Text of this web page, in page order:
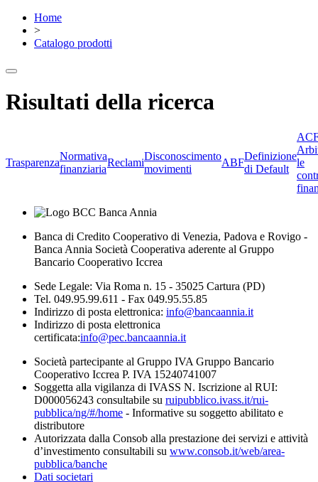
Home
>
Catalogo prodotti
Risultati della ricerca
Trasparenza
Normativa
finanziaria
Reclami
Disconoscimento
movimenti
ABF
Definizione
di Default
le
Banca di Credito Cooperativo di Venezia, Padova e Rovigo -
Banca Annia Società Cooperativa aderente al Gruppo
Bancario Cooperativo Iccrea
Sede Legale: Via Roma n. 15 - 35025 Cartura (PD)
Tel. 049.95.99.611 - Fax 049.95.55.85
Indirizzo di posta elettronica: info@bancaannia.it
Indirizzo di posta elettronica
certificata:info@pec.bancaannia.it
Società partecipante al Gruppo IVA Gruppo Bancario
Cooperativo Iccrea P. IVA 15240741007
Soggetta alla vigilanza di IVASS N. Iscrizione al RUI:
D000056243 consultabile su ruipubblico.ivass.it/rui-
pubblica/ng/#/home - Informative su soggetto abilitato e
distributore
Autorizzata dalla Consob alla prestazione dei servizi e attività
d’investimento consultabili su www.consob.it/web/area-
pubblica/banche
Dati societari